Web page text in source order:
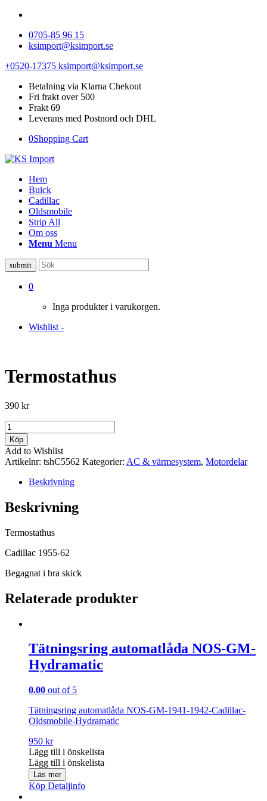
0705-85 96 15
ksimport@ksimport.se
+0520-17375 ksimport@ksimport.se
Betalning via Klarna Chekout
Fri frakt over 500
Frakt 69
Leverans med Postnord och DHL
0Shopping Cart
Hem
Buick
Cadillac
Oldsmobile
Strip All
Om oss
Menu Menu
0
Inga produkter i varukorgen.
Wishlist -
Termostathus
390 kr
Termostathus
mängd
Köp
Add to Wishlist
Artikelnr: tshC5562 Kategorier: AC & värmesystem, Motordelar
Beskrivning
Beskrivning
Termostathus
Cadillac 1955-62
Begagnat i bra skick
Relaterade produkter
Tätningsring automatlåda NOS-GM-
Hydramatic
0.00 out of 5
Tätningsring automatlåda NOS-GM-1941-1942-Cadillac-
Oldsmobile-Hydramatic
950 kr
Lägg till i önskelista
Lägg till i önskelista
Läs mer
Köp Detaljinfo